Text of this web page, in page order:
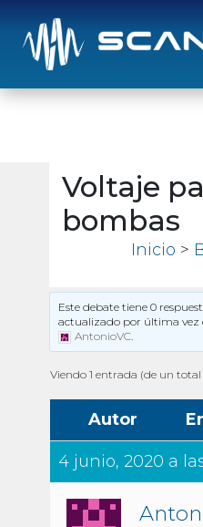
Saltar al contenido
Voltaje
bombas
Inicio >
Este debate tiene 0
actualizado por última vez
AntonioVC
Viendo 1 entrada (de un total
Autor
4 junio, 2020 a